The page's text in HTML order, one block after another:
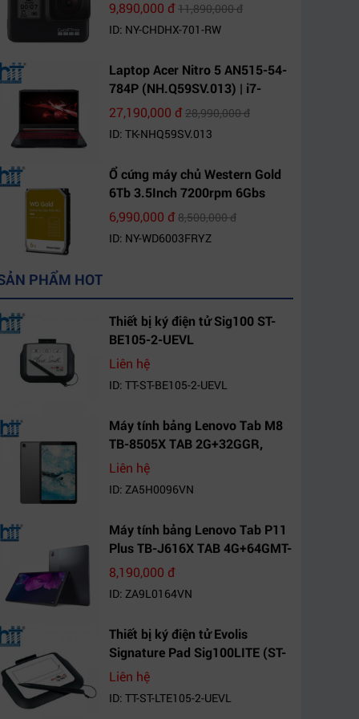
9,890,000 đ11,890,000 đ
ID: NY-CHDHX-701-RW
Laptop Acer Nitro 5 AN515-54-
784P (NH.Q59SV.013) | i7-
9750H | 8GB DDR4 | 1TB HDD |
FHD IPS | Win10
27,190,000 đ28,990,000 đ
ID: TK-NHQ59SV.013
Ổ cứng máy chủ Western Gold
6Tb 3.5Inch 7200rpm 6Gbs
256Mb SATA (WD6003FRYZ)
6,990,000 đ8,500,000 đ
ID: NY-WD6003FRYZ
PHẨM HOT
Thiết bị ký điện tử Sig100 ST-
BE105-2-UEVL
Liên hệ
ID: TT-ST-BE105-2-UEVL
Máy tính bảng Lenovo Tab M8
TB-8505X TAB 2G+32GGR,
VN_ZA5H0096VN
Liên hệ
ID: ZA5H0096VN
Máy tính bảng Lenovo Tab P11
Plus TB-J616X TAB 4G+64GMT-
VN Xanh Mòng
8,190,000 đ
ID: ZA9L0164VN
Thiết bị ký điện tử Evolis
Signature Pad Sig100LITE (ST-
LTE105-2-UEVL)
Liên hệ
ID: TT-ST-LTE105-2-UEVL